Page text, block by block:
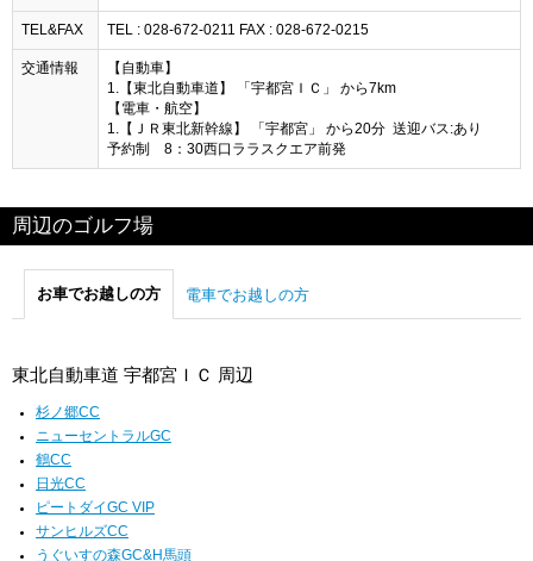
TEL&FAX TEL : 028-672-0211 FAX : 028-672-0215
交通情報
【自動車】
1.【東北自動車道】 「宇都宮ＩＣ」 から7km
【電車・航空】
1.【ＪＲ東北新幹線】 「宇都宮」 から20分 送迎バス:あり
予約制 8：30西口ララスクエア前発
周辺のゴルフ場
お車でお越しの方 電車でお越しの方
東北自動車道 宇都宮ＩＣ 周辺
杉ノ郷CC
ニューセントラルGC
鶴CC
日光CC
ピートダイGC VIP
サンヒルズCC
うぐいすの森GC&H馬頭